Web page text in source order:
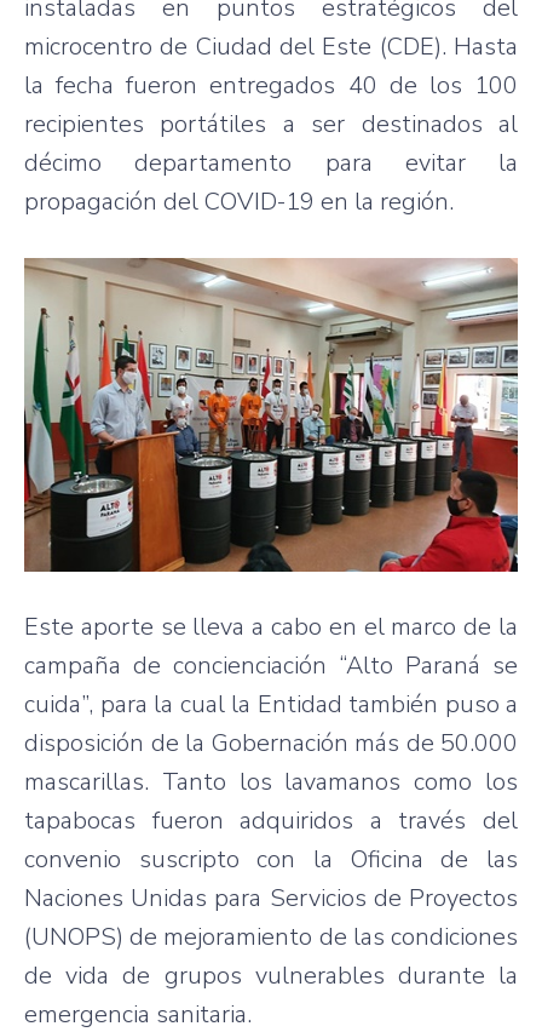
instaladas en puntos estratégicos del
microcentro de Ciudad del Este (CDE). Hasta
la fecha fueron entregados 40 de los 100
recipientes portátiles a ser destinados al
décimo departamento para evitar la
propagación del COVID-19 en la región.
Este aporte se lleva a cabo en el marco de la
campaña de concienciación “Alto Paraná se
cuida”, para la cual la Entidad también puso a
disposición de la Gobernación más de 50.000
mascarillas. Tanto los lavamanos como los
tapabocas fueron adquiridos a través del
convenio suscripto con la Oficina de las
Naciones Unidas para Servicios de Proyectos
(UNOPS) de mejoramiento de las condiciones
de vida de grupos vulnerables durante la
emergencia sanitaria.